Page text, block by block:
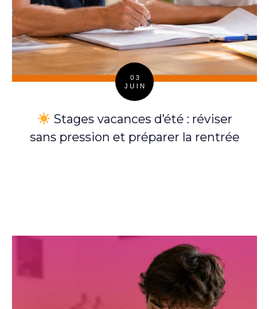
03
JUIN
Stages vacances d’été : réviser
sans pression et préparer la rentrée